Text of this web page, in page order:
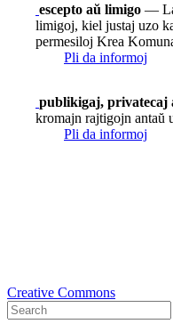
escepto aŭ limigo — La
limigoj, kiel justaj uzo
permesiloj Krea
Pli da informoj
publikigaj, privatecaj
kromajn rajtigojn antaŭ
Pli da informoj
Creative Commons